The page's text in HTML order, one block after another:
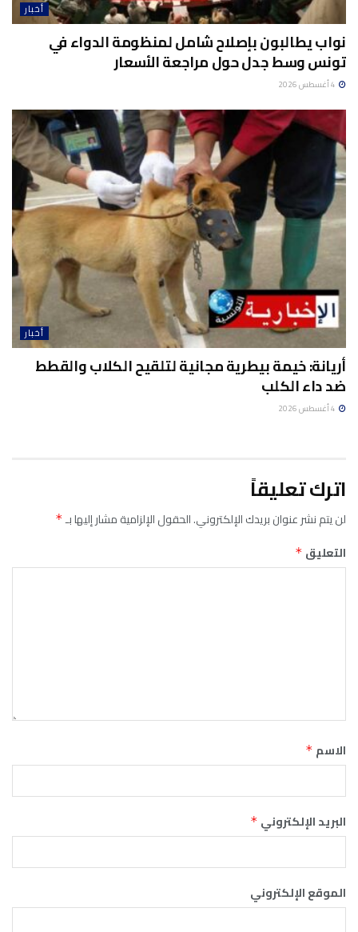
أخبار
نواب يطالبون بإصلاح شامل لمنظومة الدواء في
تونس وسط جدل حول مراجعة الأسعار
أخبار
أريانة: خيمة بيطرية مجانية لتلقيح الكلاب والقطط
ضد داء الكلب
اترك تعليقاً
لن يتم نشر عنوان بريدك الإلكتروني.الحقول الإلزامية مشار إليها بـ*
التعليق *
الاسم *
البريد الإلكتروني *
الموقع الإلكتروني